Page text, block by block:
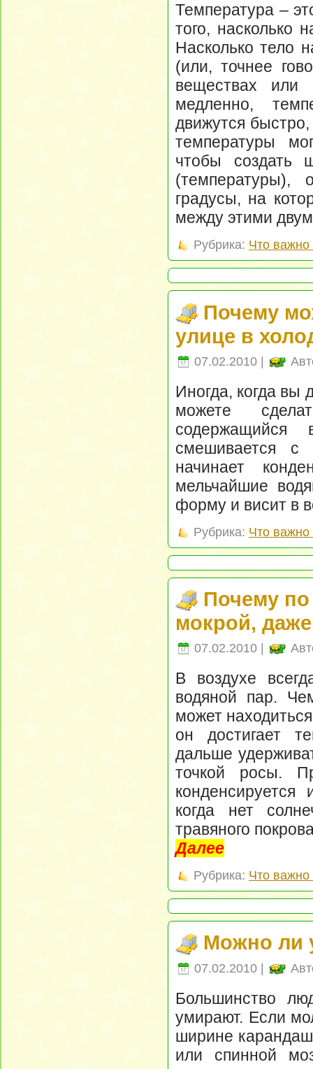
Температура –
того, насколько
Насколько тело
(или, точнее
веществах или
медленно,
движутся
температуры
чтобы создать
(температуры),
градусы, на
между этими
Рубрика: Что важно
Почему
улице в
07.02.2010 |
Иногда, когда вы
можете
смешивается
начинает
мельчайшие
форму и висит в
Рубрика: Что важно
Почему по
мокрой,
07.02.2010 |
В воздухе
водяной пар.
может
он достигает
дальше
точкой росы.
когда нет
травяного
Далее
Рубрика: Что важно
Можно ли
07.02.2010 |
Большинство
умирают. Если
ширине
или спинной